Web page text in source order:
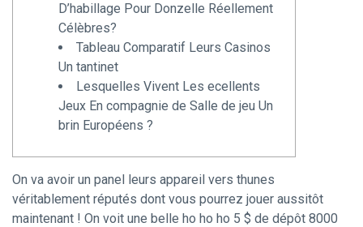
D’habillage Pour Donzelle Réellement
Célèbres?
Tableau Comparatif Leurs Casinos
Un tantinet
Lesquelles Vivent Les ecellents
Jeux En compagnie de Salle de jeu Un
brin Européens ?
On va avoir un panel leurs appareil vers thunes
véritablement réputés dont vous pourrez jouer aussitôt
maintenant ! On voit une belle ho ho ho 5 $ de dépôt 8000